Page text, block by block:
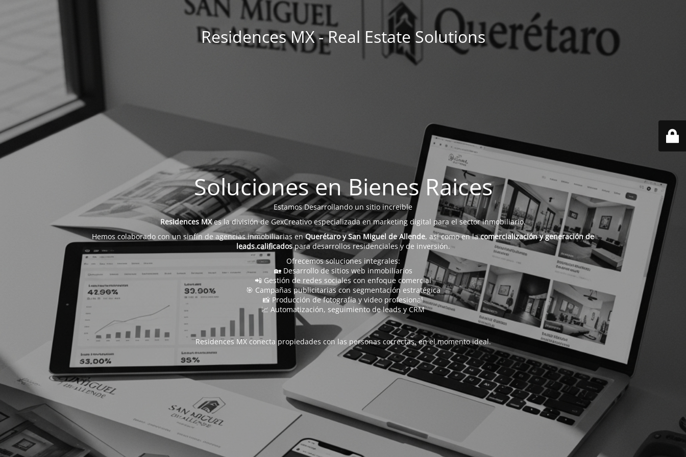
Residences MX - Real Estate Solutions
Soluciones en Bienes Raices
Estamos Desarrollando un sitio increible
Residences MXes la división de GexCreativo especializada en marketing digital para el sector inmobiliario.
Hemos colaborado con un sinfín de agencias inmobiliarias enQuerétaro y San Miguel de Allende, así como en lacomercialización y generación de
leads calificadospara desarrollos residenciales y de inversión.
Ofrecemos soluciones integrales:
🏡 Desarrollo de sitios web inmobiliarios
📲 Gestión de redes sociales con enfoque comercial
🎯 Campañas publicitarias con segmentación estratégica
📸 Producción de fotografía y video profesional
📈 Automatización, seguimiento de leads y CRM
Residences MX conecta propiedades con las personas correctas, en el momento ideal.